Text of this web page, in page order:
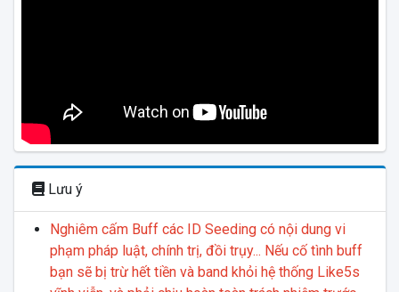
Lưu ý
Nghiêm cấm Buff các ID Seeding có nội dung vi
phạm pháp luật, chính trị, đồi trụy... Nếu cố tình buff
bạn sẽ bị trừ hết tiền và band khỏi hệ thống Like5s